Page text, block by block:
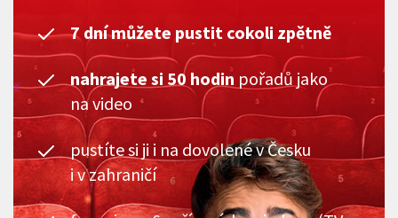
7 dní můžete pustit cokoli zpětně
nahrajete si 50 hodin pořadů jako
na video
pustíte si ji i na dovolené v Česku
i v zahraničí